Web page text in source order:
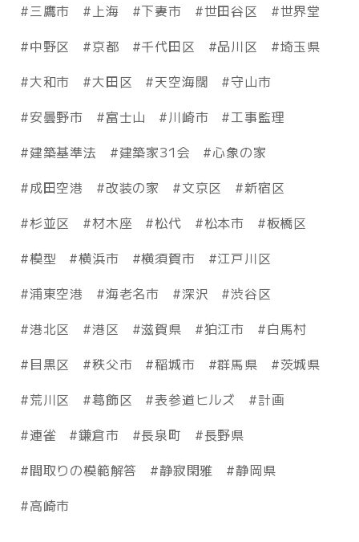
三鷹市
上海 下妻市 世田谷区
世界堂
中野区
京都 千代田区 品川区
埼玉県
大和市
大田区 天空海闊
守山市
安曇野市
富士山 川崎市
工事監理
建築基準法
建築家31会
心象の家
成田空港
改装の家 文京区
新宿区
杉並区
材木座 松代 松本市
板橋区
模型
横浜市 横須賀市
江戸川区
浦東空港
海老名市 深沢
渋谷区
港北区
港区 滋賀県 狛江市
白馬村
目黒区
秩父市 稲城市 群馬県
茨城県
荒川区
葛飾区 表参道ヒルズ
計画
連雀
鎌倉市 長泉町
長野県
間取りの模範解答
静寂閑雅
静岡県
高崎市